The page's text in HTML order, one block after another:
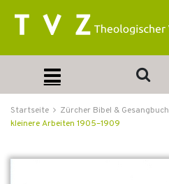
Startseite Zürcher Bibel & Gesangbuch
kleinere Arbeiten 1905–1909